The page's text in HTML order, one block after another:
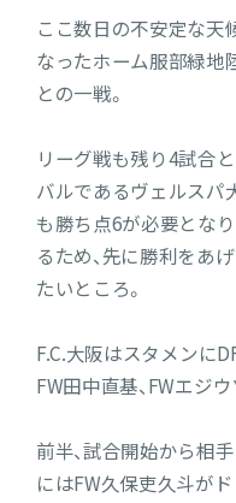
ここ数日の不安定な天
なったホーム服部緑地
との一戦。
リーグ戦も残り4試合
バルであるヴェルスパ
も勝ち点6が必要とな
るため、先に勝利をあ
たいところ。
F.C.大阪はスタメンに
FW田中直基、FWエジ
前半、試合開始から相
にはFW久保吏久斗が